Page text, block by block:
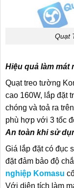
Quạt
Hiệu quả làm mát
Quạt treo tường
cao 160W, lắp đặt
chóng và toả ra
phù hợp với 3 tốc
An toàn khi sử
Giá lắp đặt có đục
đặt đảm bảo độ
nghiệp Komasu
Với diện tích làm